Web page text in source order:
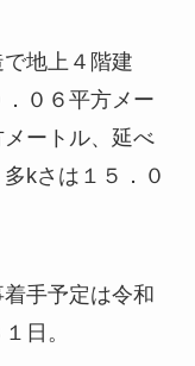
地上４階建
０６平方メー
メートル、延べ
kさは１５．０
手予定は令和
日。